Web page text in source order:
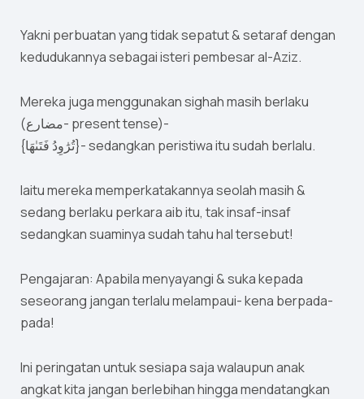
Yakni perbuatan yang tidak sepatut & setaraf dengan
kedudukannya sebagai isteri pembesar al-Aziz.
Mereka juga menggunakan sighah masih berlaku
(مضارع- present tense)-
{تُرَٰوِدُ فَتَىٰهَا}- sedangkan peristiwa itu sudah berlalu.
Iaitu mereka memperkatakannya seolah masih &
sedang berlaku perkara aib itu, tak insaf-insaf
sedangkan suaminya sudah tahu hal tersebut!
Pengajaran: Apabila menyayangi & suka kepada
seseorang jangan terlalu melampaui- kena berpada-
pada!
Ini peringatan untuk sesiapa saja walaupun anak
angkat kita jangan berlebihan hingga mendatangkan